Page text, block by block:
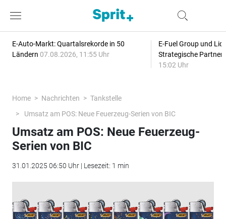
E-Auto-Markt: Quartalsrekorde in 50
Ländern 07.08.2026, 11:55 Uhr
E-Fuel Group und
Strategische
15:02 Uhr
Home Nachrichten
Tankstelle
Umsatz am POS: Neue Feuerzeug-Serien von BIC
Umsatz am POS: Neue Feuerzeug-
Serien von BIC
31.01.2025 06:50 Uhr | Lesezeit: 1 min